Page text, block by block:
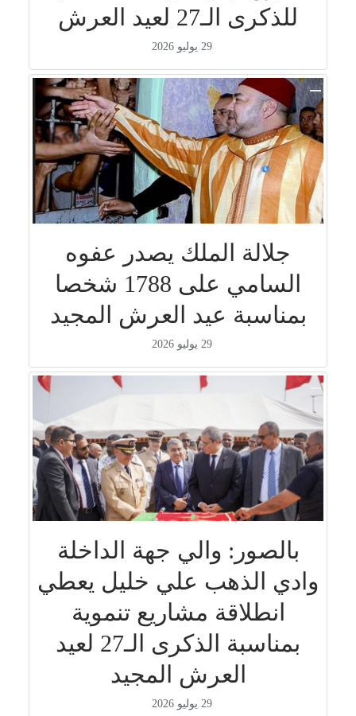
للذكرى الـ27 لعيد العرش
29 يوليو 2026
جلالة الملك يصدر عفوه
السامي على 1788 شخصا
بمناسبة عيد العرش المجيد
29 يوليو 2026
بالصور: والي جهة الداخلة
وادي الذهب علي خليل يعطي
انطلاقة مشاريع تنموية
بمناسبة الذكرى الـ27 لعيد
العرش المجيد
29 يوليو 2026